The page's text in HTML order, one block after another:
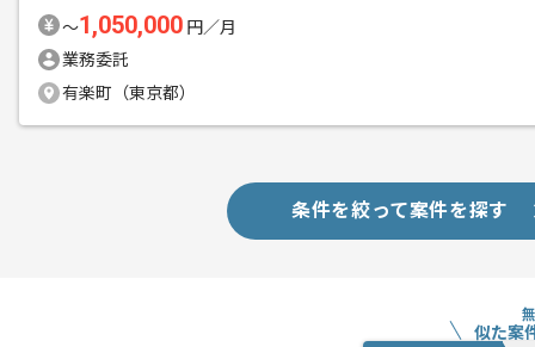
〜1,050,000 円／月
業務委託
有楽町（東京都）
条件を絞って案件を探す
似た案